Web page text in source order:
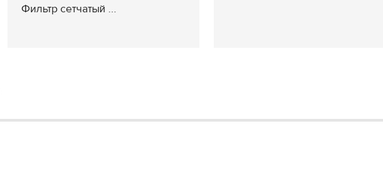
Фильтр сетчатый ...